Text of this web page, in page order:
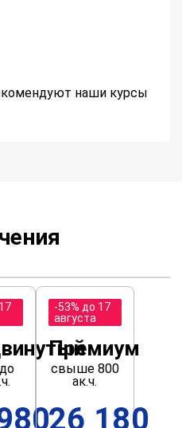
наши курсы
-53% до 17
августа
Премиум
свыше 800
ак.ч.
26 180